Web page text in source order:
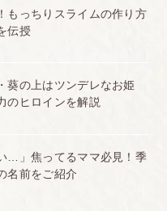
もっちりスライムの作り方
伝授
葵の上はツンデレなお姫
のヒロインを解説
…」焦ってるママ必見！季
名前をご紹介